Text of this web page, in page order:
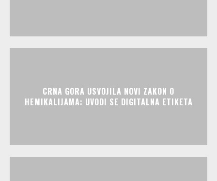
CRNA GORA USVOJILA NOVI ZAKON O
HEMIKALIJAMA: UVODI SE DIGITALNA ETIKETA